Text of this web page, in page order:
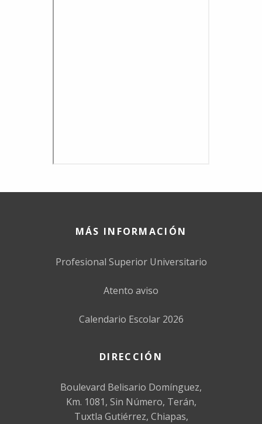
MÁS INFORMACIÓN
Profesional Superior Universitario
Atento aviso
Calendario Escolar 2026
DIRECCIÓN
Boulevard Belisario Domínguez,
Km. 1081, Sin Número, Terán,
Tuxtla Gutiérrez, Chiapas,